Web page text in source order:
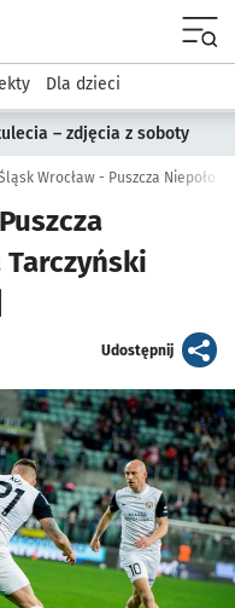
Sport i rekreacja
Dla dzieci
– zdjęcia z soboty
Wrocław - Puszcza
Tarczyński
Udostępnijartykuł